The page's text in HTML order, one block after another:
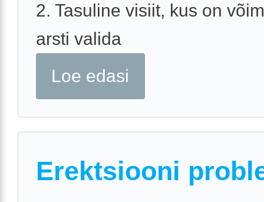
2. Tasuline visiit, kus on
arsti valida
Loe edasi
Erektsiooni